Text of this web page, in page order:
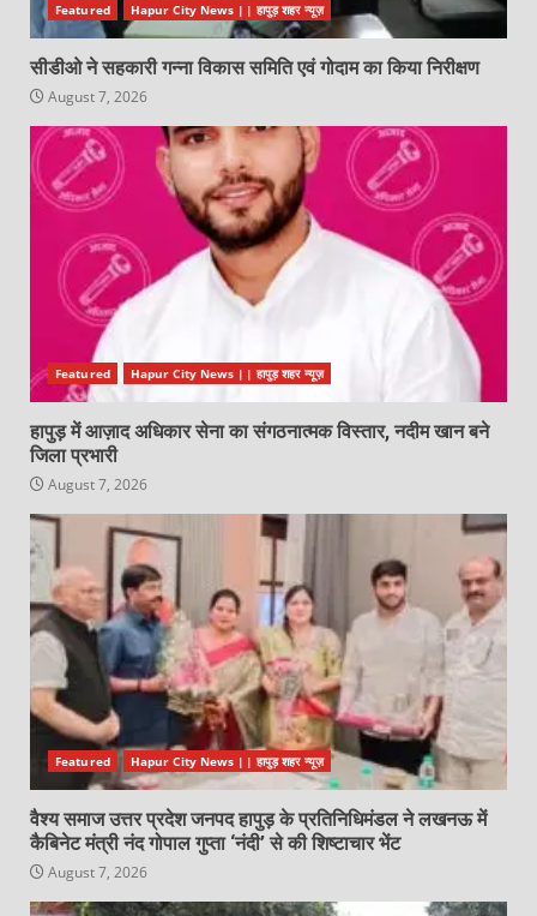
Featured Hapur City News || हापुड़ शहर न्यूज़
सीडीओ ने सहकारी गन्ना विकास समिति एवं गोदाम का किया निरीक्षण
August 7, 2026
Featured Hapur City News || हापुड़ शहर न्यूज़
हापुड़ में आज़ाद अधिकार सेना का संगठनात्मक विस्तार, नदीम खान बने
जिला प्रभारी
August 7, 2026
Featured Hapur City News || हापुड़ शहर न्यूज़
वैश्य समाज उत्तर प्रदेश जनपद हापुड़ के प्रतिनिधिमंडल ने लखनऊ में
कैबिनेट मंत्री नंद गोपाल गुप्ता ‘नंदी’ से की शिष्टाचार भेंट
August 7, 2026